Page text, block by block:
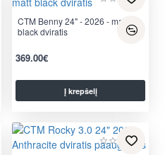
CTM Benny 24" - 2026 - matt
black dviratis
369.00€
Į krepšelį